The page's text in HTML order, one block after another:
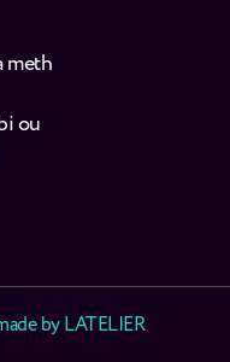
meth
ou
byLATELIER